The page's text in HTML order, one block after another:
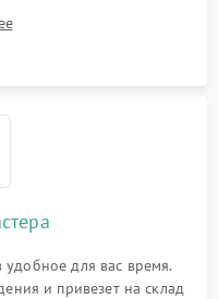
для вас время.
и привезет на склад